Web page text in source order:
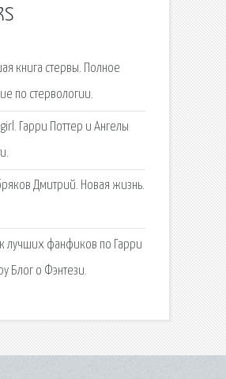
книга стервы. Полное
по стервологии.
Гарри Поттер и Ангелы
Дмитрий. Новая жизнь.
лучших фанфиков по Гарри
Блог о Фэнтези.